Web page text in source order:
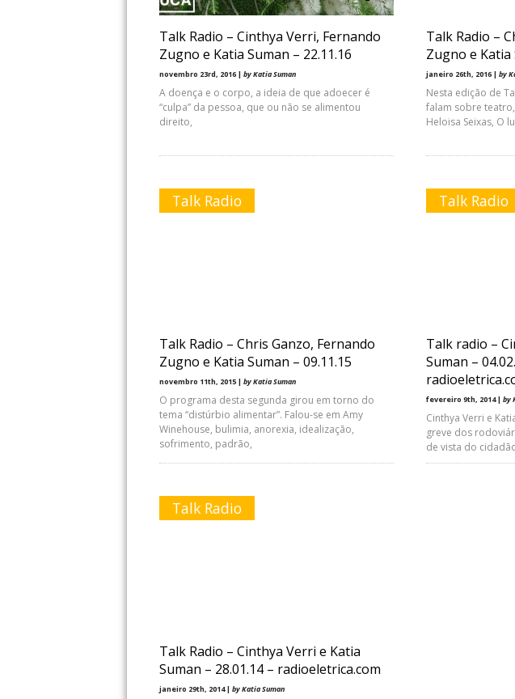
Talk Radio – Cinthya Verri, Fernando
Zugno e Katia Suman – 22.11.16
novembro 23rd, 2016 | by Katia Suman
A doença e o corpo, a ideia de que adoecer é
“culpa” da pessoa, que ou não se alimentou
direito,
Talk Radio –
Zugno e Katia
janeiro 26th, 2016 | by
Nesta edição de
falam sobre
Heloisa Seixas, O
Talk Radio
Talk Radio – Chris Ganzo, Fernando
Zugno e Katia Suman – 09.11.15
novembro 11th, 2015 | by Katia Suman
O programa desta segunda girou em torno do
tema “distúrbio alimentar”. Falou-se em Amy
Winehouse, bulimia, anorexia, idealização,
sofrimento, padrão,
Talk Radio
Talk radio –
Suman –
fevereiro 9th, 2014 | by
Cinthya Verri e
greve dos
de vista do
Talk Radio
Talk Radio – Cinthya Verri e Katia
Suman – 28.01.14 – radioeletrica.com
janeiro 29th, 2014 | by Katia Suman